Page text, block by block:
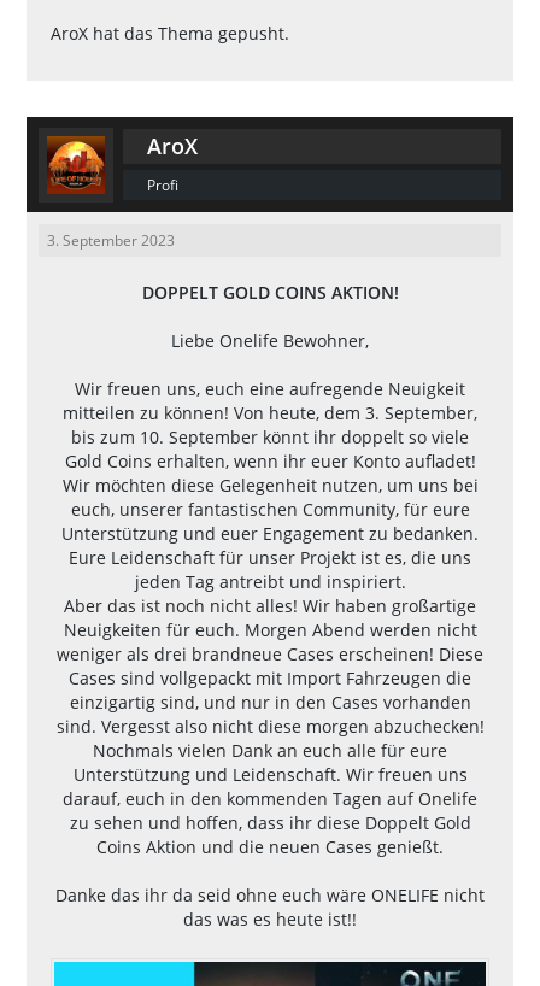
AroX hat das Thema gepusht.
AroX
Profi
3. September 2023
DOPPELT GOLD COINS AKTION!
Liebe Onelife Bewohner,
Wir freuen uns, euch eine aufregende Neuigkeit
mitteilen zu können! Von heute, dem 3. September,
bis zum 10. September könnt ihr doppelt so viele
Gold Coins erhalten, wenn ihr euer Konto aufladet!
Wir möchten diese Gelegenheit nutzen, um uns bei
euch, unserer fantastischen Community, für eure
Unterstützung und euer Engagement zu bedanken.
Eure Leidenschaft für unser Projekt ist es, die uns
jeden Tag antreibt und inspiriert.
Aber das ist noch nicht alles! Wir haben großartige
Neuigkeiten für euch. Morgen Abend werden nicht
weniger als drei brandneue Cases erscheinen! Diese
Cases sind vollgepackt mit Import Fahrzeugen die
einzigartig sind, und nur in den Cases vorhanden
sind. Vergesst also nicht diese morgen abzuchecken!
Nochmals vielen Dank an euch alle für eure
Unterstützung und Leidenschaft. Wir freuen uns
darauf, euch in den kommenden Tagen auf Onelife
zu sehen und hoffen, dass ihr diese Doppelt Gold
Coins Aktion und die neuen Cases genießt.
Danke das ihr da seid ohne euch wäre ONELIFE nicht
das was es heute ist!!